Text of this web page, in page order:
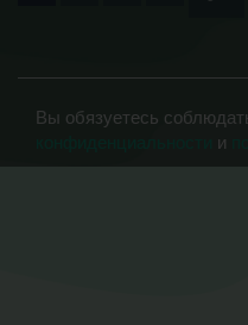
Вы обязуетесь
и